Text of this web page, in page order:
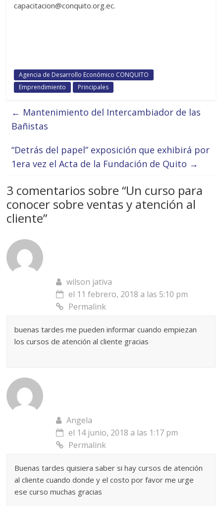
capacitacion@conquito.org.ec.
Agencia de Desarrollo Económico CONQUITO
Emprendimiento
Principales
← Mantenimiento del Intercambiador de las
Bañistas
“Detrás del papel” exposición que exhibirá por
1era vez el Acta de la Fundación de Quito →
3 comentarios sobre “Un curso para
conocer sobre ventas y atención al
cliente”
wilson jativa
el 11 febrero, 2018 a las 5:10 pm
Permalink
buenas tardes me pueden informar cuando empiezan
los cursos de atención al cliente gracias
Angela
el 14 junio, 2018 a las 1:17 pm
Permalink
Buenas tardes quisiera saber si hay cursos de atención
al cliente cuando donde y el costo por favor me urge
ese curso muchas gracias